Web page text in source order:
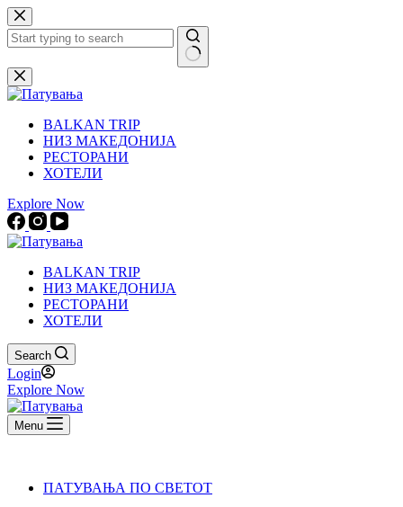
Skip
to
content
No
results
BALKAN TRIP
НИЗ МАКЕДОНИЈА
РЕСТОРАНИ
ХОТЕЛИ
Explore Now
BALKAN TRIP
НИЗ МАКЕДОНИЈА
РЕСТОРАНИ
ХОТЕЛИ
Search
Login
Explore Now
Menu
ПАТУВАЊА ПО СВЕТОТ